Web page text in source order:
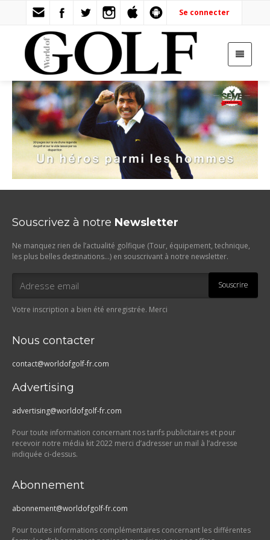
Se connecter
Souscrivez à notre Newsletter
Ne manquez rien de l’actualité golfique (Tour, équipement, technique,
les plus belles destinations…) en souscrivant à notre newsletter.
Souscrire
Votre inscription a bien été enregistrée. Merci
Nous contacter
contact@worldofgolf-fr.com
Advertising
advertising@worldofgolf-fr.com
Pour toute information concernant nos tarifs publicitaires et pour
recevoir notre média kit 2022 merci d’adresser un mail à l’adresse
indiquée ci-dessus.
Abonnement
abonnement@worldofgolf-fr.com
Pour toutes informations complémentaires concernant les différentes